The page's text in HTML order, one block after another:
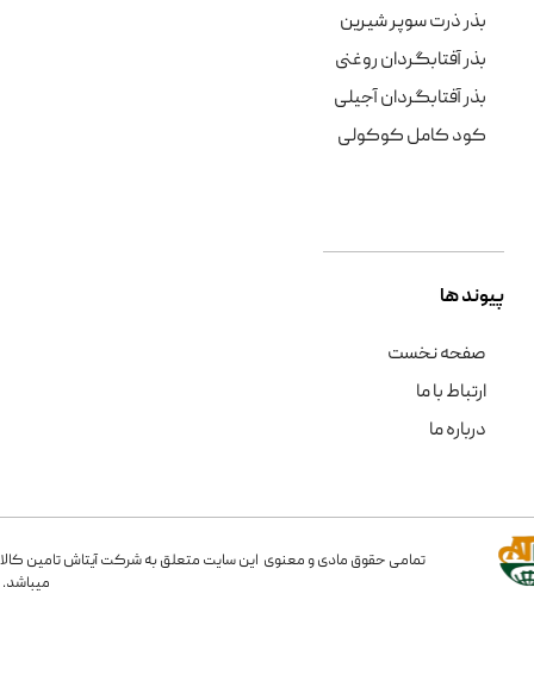
بذر ذرت سوپر شیرین
بذر آفتابگردان روغنی
بذر آفتابگردان آجیلی
کود کامل کوکولی
صفحه نخست
ارتباط با ما
درباره ما
پیوند ها
تمامی حقوق مادی و معنوی این سایت متعلق به شرکت آیتاش تامین کالا
میباشد.